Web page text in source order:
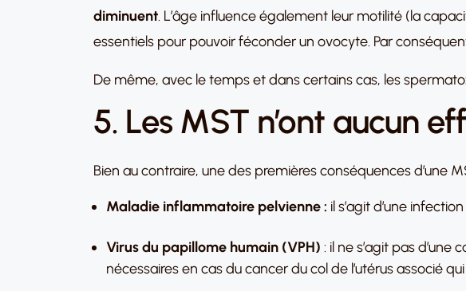
diminuent. L’âge influence également leur motilité (la
essentiels pour pouvoir féconder un ovocyte. Par
De même, avec le temps et dans certains cas, les
5. Les MST n’ont aucun
Bien au contraire, une des premières conséquences d’une
Maladie inflammatoire pelvienne : il s’agit d’une
Virus du papillome humain (VPH) : il ne s’agit pas
nécessaires en cas du cancer du col de l’utérus associé